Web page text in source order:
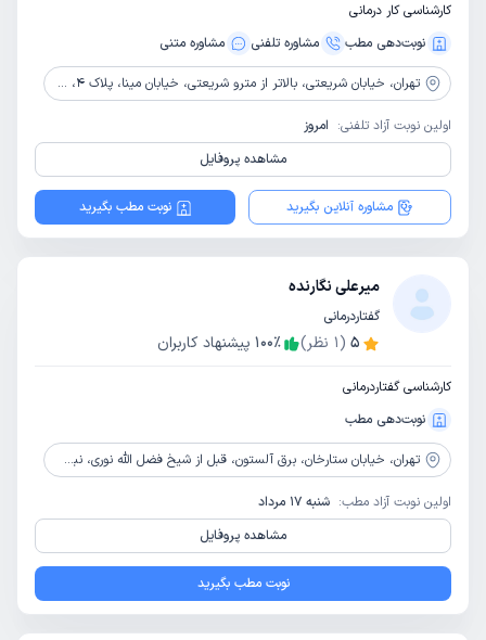
کارشناسی کار درمانی
نوبت‌دهی مطب
مشاوره‌ تلفنی مشاوره‌ متنی
تهران، خیابان شریعتی، بالاتر از مترو شریعتی، خیابان مینا، پلاک 4، واحد6
اولین نوبت آزاد تلفنی: امروز
مشاهده پروفایل
مشاوره آنلاین بگیرید نوبت مطب بگیرید
میرعلی نگارنده
گفتاردرمانی
5
(
1 نظر) 100٪ پیشنهاد کاربران
کارشناسی گفتاردرمانی
نوبت‌دهی مطب
تهران، خیابان ستارخان، برق آلستون، قبل از شیخ فضل الله نوری، نبش کوچه نیلوفر
اولین نوبت آزاد مطب: شنبه 17 مرداد
مشاهده پروفایل
نوبت مطب بگیرید